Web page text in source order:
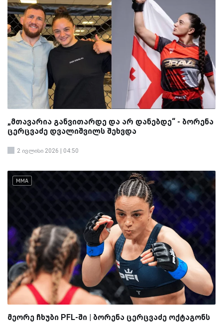
„მთავარია განვითარდე და არ დანებდე“ - ბორენა
ცერცვაძე დვალიშვილს შეხვდა
2 ივლისი 2026 | 04:50
MMA
მეორე ჩხუბი PFL-ში | ბორენა ცერცვაძე ოქტაგონს